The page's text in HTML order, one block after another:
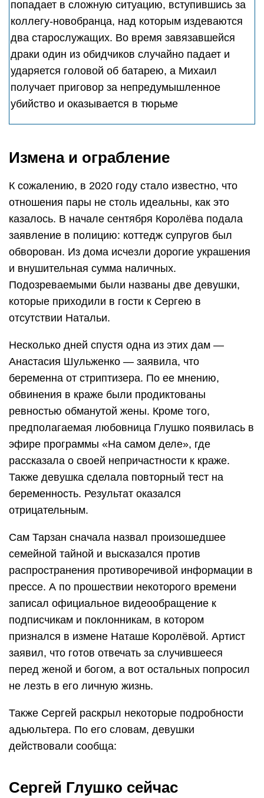
попадает в сложную ситуацию, вступившись за
коллегу-новобранца, над которым издеваются
два старослужащих. Во время завязавшейся
драки один из обидчиков случайно падает и
ударяется головой об батарею, а Михаил
получает приговор за непредумышленное
убийство и оказывается в тюрьме
Измена и ограбление
К сожалению, в 2020 году стало известно, что
отношения пары не столь идеальны, как это
казалось. В начале сентября Королёва подала
заявление в полицию: коттедж супругов был
обворован. Из дома исчезли дорогие украшения
и внушительная сумма наличных.
Подозреваемыми были названы две девушки,
которые приходили в гости к Сергею в
отсутствии Натальи.
Несколько дней спустя одна из этих дам —
Анастасия Шульженко — заявила, что
беременна от стриптизера. По ее мнению,
обвинения в краже были продиктованы
ревностью обманутой жены. Кроме того,
предполагаемая любовница Глушко появилась в
эфире программы «На самом деле», где
рассказала о своей непричастности к краже.
Также девушка сделала повторный тест на
беременность. Результат оказался
отрицательным.
Сам Тарзан сначала назвал произошедшее
семейной тайной и высказался против
распространения противоречивой информации в
прессе. А по прошествии некоторого времени
записал официальное видеообращение к
подписчикам и поклонникам, в котором
признался в измене Наташе Королёвой. Артист
заявил, что готов отвечать за случившееся
перед женой и богом, а вот остальных попросил
не лезть в его личную жизнь.
Также Сергей раскрыл некоторые подробности
адьюльтера. По его словам, девушки
действовали сообща:
Сергей Глушко сейчас